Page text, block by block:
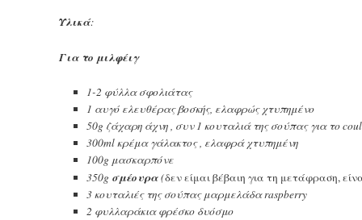
Υλικά:
Για το μιλφέιγ
1-2 φύλλα σφολιάτας
1 αυγό ελευθέρας βοσκής, ελαφρώς χτυπημένο
50g ζάχαρη άχνη , συν 1 κουταλιά της σούπας για το
300ml κρέμα γάλακτος , ελαφρά χτυπημένη
100g μασκαρπόνε
350g σμέουρα(δεν είμαι βέβαιη για τη μετάφραση,
3 κουταλιές της σούπας μαρμελάδα raspberry
2 φυλλαράκια φρέσκο ​​δυόσμο